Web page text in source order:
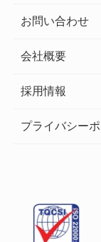
お問い合わせ
会社概要
採用情報
プライバシー